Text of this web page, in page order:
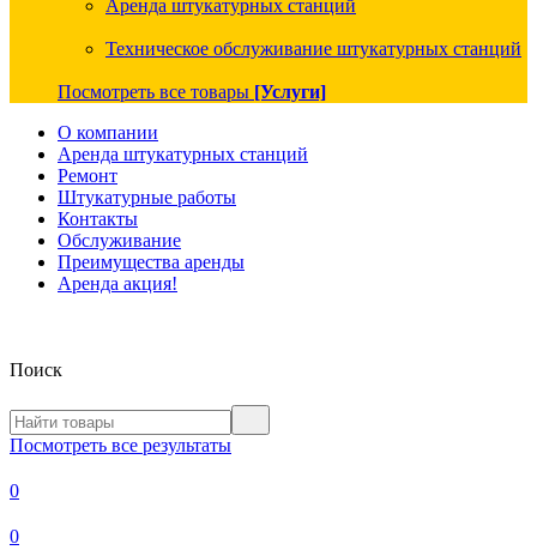
Аренда штукатурных станций
Техническое обслуживание штукатурных станций
Посмотреть все товары [Услуги]
О компании
Аренда штукатурных станций
Ремонт
Штукатурные работы
Контакты
Обслуживание
Преимущества аренды
Аренда акция!
Поиск
Посмотреть все результаты
0
0